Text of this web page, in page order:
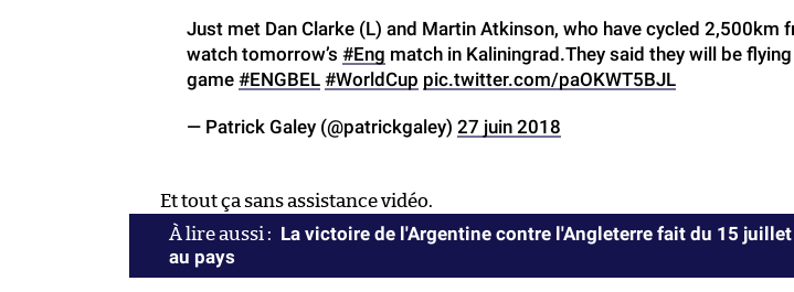
Just met Dan Clarke (L) and Martin Atkinson, who have cycled 2,500km
watch tomorrow’s #Eng match in Kaliningrad.They said they will be
game #ENGBEL #WorldCup pic.twitter.com/paOKWT5BJL
— Patrick Galey (@patrickgaley) 27 juin 2018
Et tout ça sans assistance vidéo.
La victoire de l'Argentine contre l'Angleterre fait du 15
au pays